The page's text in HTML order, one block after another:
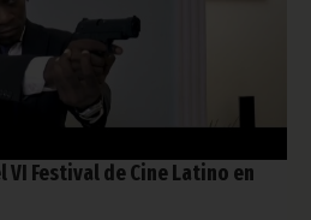
VI Festival de Cine Latino en